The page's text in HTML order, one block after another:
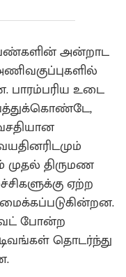
அன்றாட
பாரம்பரிய உடை
திருமண
ஏற்ற
போன்ற
தொடர்ந்து